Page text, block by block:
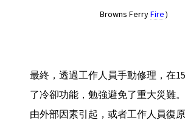
Browns FerryFire）
最終，透過工作人員手動修理，在
了冷卻功能，勉強避免了重大災難
由外部因素引起，或者工作人員復